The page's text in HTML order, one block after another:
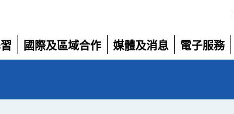
國際及區域合作
展
媒體及消息
展
電子服務
展